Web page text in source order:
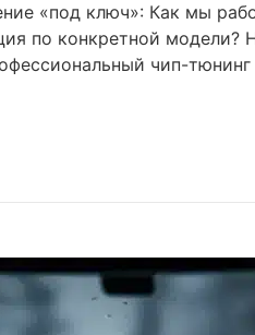
«под ключ»: Как мы
по конкретной
чип-